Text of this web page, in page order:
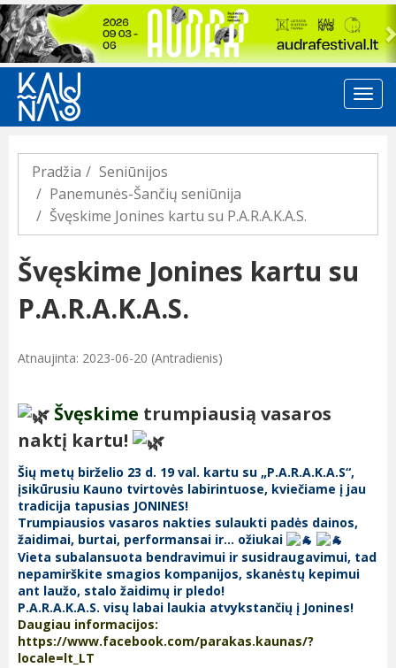
Previous
Pradžia
Seniūnijos
Panemunės-Šančių seniūnija
Švęskime Jonines kartu su P.A.R.A.K.A.S.
Švęskime Jonines kartu su
P.A.R.A.K.A.S.
Atnaujinta: 2023-06-20 (Antradienis)
Švęskime trumpiausią vasaros
naktį kartu!
Šių metų birželio 23 d. 19 val. kartu su „P.A.R.A.K.A.S“,
įsikūrusiu Kauno tvirtovės labirintuose, kviečiame į jau
tradicija tapusias JONINES!
Trumpiausios vasaros nakties sulaukti padės dainos,
žaidimai, burtai, performansai ir… ožiukai
Vieta subalansuota bendravimui ir susidraugavimui, tad
nepamirškite smagios kompanijos, skanėstų kepimui
ant laužo, stalo žaidimų ir pledo!
P.A.R.A.K.A.S. visų labai laukia atvykstančių į Jonines!
Daugiau informacijos:
https://www.facebook.com/parakas.kaunas/?
locale=lt_LT